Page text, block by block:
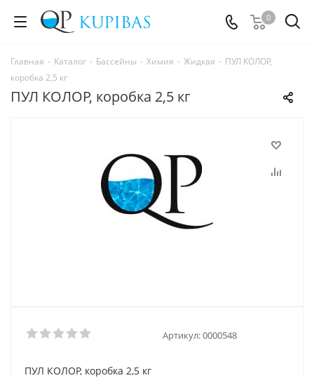
0
Главная - Каталог - Бассейны - Химия - Жидкая - ПУЛ КОЛОР,
коробка 2,5 кг
ПУЛ КОЛОР, коробка 2,5 кг
Артикул:0000548
ПУЛ КОЛОР, коробка 2,5 кг